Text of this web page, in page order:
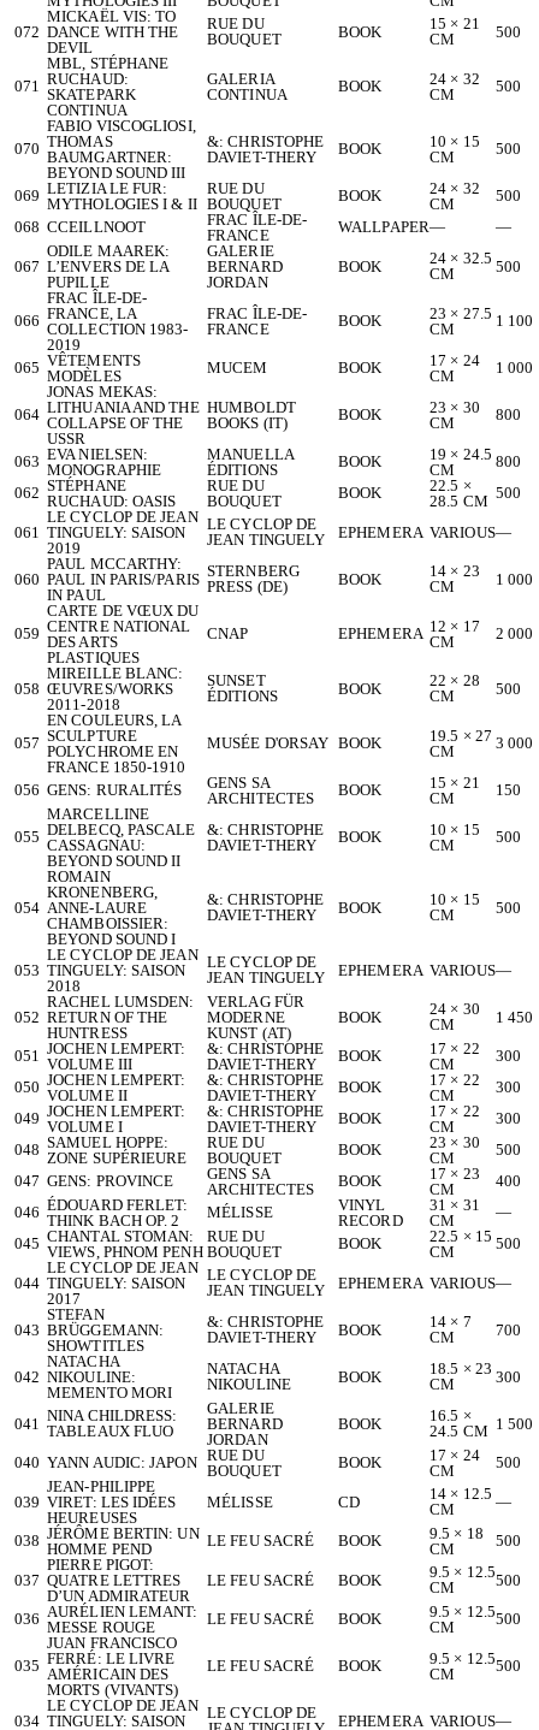
072
MICKAËL VIS: TO
DANCE WITH THE
DEVIL
RUE DU
BOUQUET
BOOK
15 × 21
CM
500
071
MBL, STÉPHANE
RUCHAUD:
SKATEPARK
CONTINUA
GALERIA
CONTINUA
BOOK
24 × 32
CM
500
070
FABIO VISCOGLIOSI,
THOMAS
BAUMGARTNER:
BEYOND SOUND III
&: CHRISTOPHE
DAVIET-THERY
BOOK
10 × 15
CM
500
069 LETIZIA LE FUR:
MYTHOLOGIES I & II
RUE DU
BOUQUET
BOOK
24 × 32
CM
500
068 CCEILLNOOT
FRAC ÎLE-DE-
FRANCE
WALLPAPER— —
067
ODILE MAAREK:
L’ENVERS DE LA
PUPILLE
GALERIE
BERNARD
JORDAN
BOOK
24 × 32.5
CM
500
066
FRAC ÎLE-DE-
FRANCE, LA
COLLECTION 1983-
2019
FRAC ÎLE-DE-
FRANCE
BOOK
23 × 27.5
CM
1 100
065 VÊTEMENTS
MODÈLES
MUCEM BOOK
17 × 24
CM
1 000
064
JONAS MEKAS:
LITHUANIA AND THE
COLLAPSE OF THE
USSR
HUMBOLDT
BOOKS (IT)
BOOK
23 × 30
CM
800
063 EVA NIELSEN:
MONOGRAPHIE
MANUELLA
ÉDITIONS
BOOK
19 × 24.5
CM
800
062 STÉPHANE
RUCHAUD: OASIS
RUE DU
BOUQUET
BOOK
22.5 ×
28.5 CM 500
061
LE CYCLOP DE JEAN
TINGUELY: SAISON
2019
LE CYCLOP DE
JEAN TINGUELY
EPHEMERA VARIOUS—
060
PAUL MCCARTHY:
PAUL IN PARIS/PARIS
IN PAUL
STERNBERG
PRESS (DE)
BOOK
14 × 23
CM
1 000
059
CARTE DE VŒUX DU
CENTRE NATIONAL
DES ARTS
PLASTIQUES
CNAP EPHEMERA 12 × 17
CM
2 000
058
MIREILLE BLANC:
ŒUVRES/WORKS
2011-2018
SUNSET
ÉDITIONS
BOOK
22 × 28
CM
500
057
EN COULEURS, LA
SCULPTURE
POLYCHROME EN
FRANCE 1850-1910
MUSÉE D'ORSAY BOOK
19.5 × 27
CM
3 000
056 GENS: RURALITÉS
GENS SA
ARCHITECTES
BOOK
15 × 21
CM
150
055
MARCELLINE
DELBECQ, PASCALE
CASSAGNAU:
BEYOND SOUND II
&: CHRISTOPHE
DAVIET-THERY
BOOK
10 × 15
CM
500
054
ROMAIN
KRONENBERG,
ANNE-LAURE
CHAMBOISSIER:
BEYOND SOUND I
&: CHRISTOPHE
DAVIET-THERY
BOOK
10 × 15
CM
500
053
LE CYCLOP DE JEAN
TINGUELY: SAISON
2018
LE CYCLOP DE
JEAN TINGUELY
EPHEMERA VARIOUS—
052
RACHEL LUMSDEN:
RETURN OF THE
HUNTRESS
VERLAG FÜR
MODERNE
KUNST (AT)
BOOK
24 × 30
CM
1 450
051 JOCHEN LEMPERT:
VOLUME III
&: CHRISTOPHE
DAVIET-THERY
BOOK
17 × 22
CM
300
050 JOCHEN LEMPERT:
VOLUME II
&: CHRISTOPHE
DAVIET-THERY
BOOK
17 × 22
CM
300
049 JOCHEN LEMPERT:
VOLUME I
&: CHRISTOPHE
DAVIET-THERY
BOOK
17 × 22
CM
300
048 SAMUEL HOPPE:
ZONE SUPÉRIEURE
RUE DU
BOUQUET
BOOK
23 × 30
CM
500
047 GENS: PROVINCE
GENS SA
ARCHITECTES
BOOK
17 × 23
CM
400
046 ÉDOUARD FERLET:
THINK BACH OP. 2
MÉLISSE
VINYL
RECORD
31 × 31
CM
—
045 CHANTAL STOMAN:
VIEWS, PHNOM PENH
RUE DU
BOUQUET
BOOK
22.5 × 15
CM
500
044
LE CYCLOP DE JEAN
TINGUELY: SAISON
2017
LE CYCLOP DE
JEAN TINGUELY
EPHEMERA VARIOUS—
043
STEFAN
BRÜGGEMANN:
SHOWTITLES
&: CHRISTOPHE
DAVIET-THERY
BOOK
14 × 7
CM
700
042
NATACHA
NIKOULINE:
MEMENTO MORI
NATACHA
NIKOULINE
BOOK
18.5 × 23
CM
300
041 NINA CHILDRESS:
TABLEAUX FLUO
GALERIE
BERNARD
JORDAN
BOOK
16.5 ×
24.5 CM 1 500
040 YANN AUDIC: JAPON RUE DU
BOUQUET
BOOK
17 × 24
CM
500
039
JEAN-PHILIPPE
VIRET: LES IDÉES
HEUREUSES
MÉLISSE CD
14 × 12.5
CM
—
038 JÉRÔME BERTIN: UN
HOMME PEND
LE FEU SACRÉ BOOK
9.5 × 18
CM
500
037
PIERRE PIGOT:
QUATRE LETTRES
D’UN ADMIRATEUR
LE FEU SACRÉ BOOK
9.5 × 12.5
CM
500
036 AURÉLIEN LEMANT:
MESSE ROUGE
LE FEU SACRÉ BOOK
9.5 × 12.5
CM
500
035
JUAN FRANCISCO
FERRÉ: LE LIVRE
AMÉRICAIN DES
MORTS (VIVANTS)
LE FEU SACRÉ BOOK
9.5 × 12.5
CM
500
034
LE CYCLOP DE JEAN
TINGUELY: SAISON
LE CYCLOP DE
EPHEMERA VARIOUS—